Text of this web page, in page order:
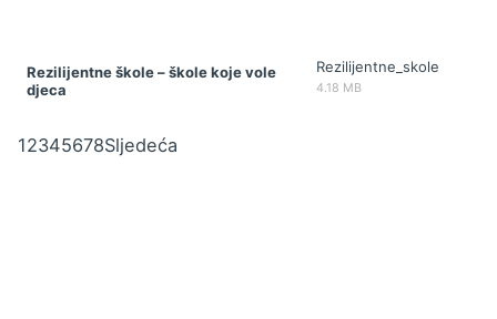
Rezilijentne škole – škole koje vole
djeca
Rezilijentne_skole
4.18 MB
12345678Sljedeća